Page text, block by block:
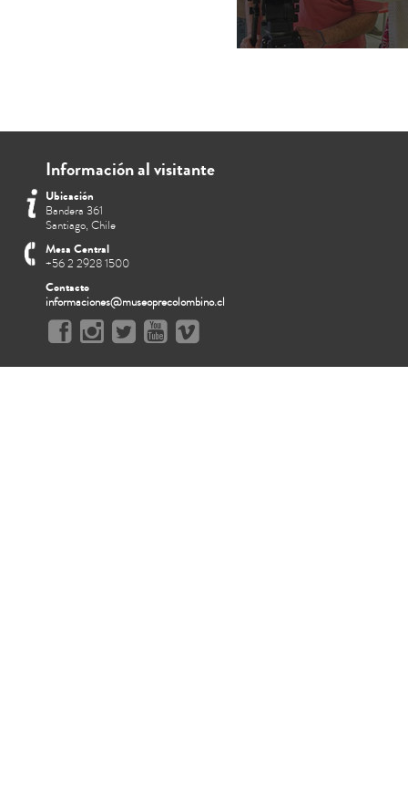
Información al visitante
Ubicación
Bandera 361
Santiago, Chile
Mesa Central
+56 2 2928 1500
Contacto
informaciones@museoprecolombino.cl